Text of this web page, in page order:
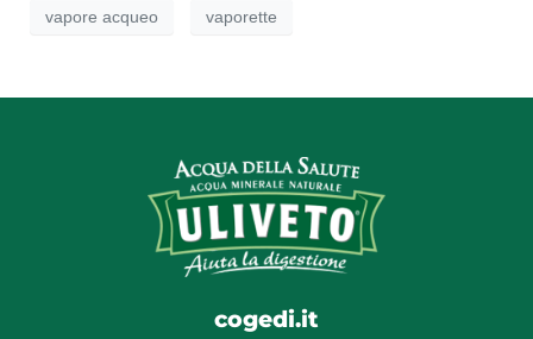
vapore acqueo vaporette
cogedi.it